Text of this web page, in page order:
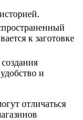
к заготовке
и
отличаться